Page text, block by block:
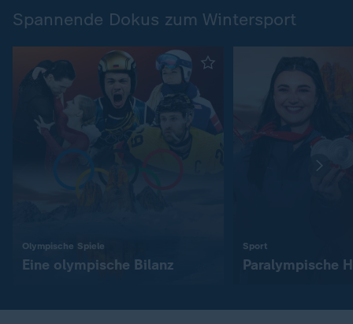
Spannende Dokus zum Wintersport
Olympische Spiele
Eine olympische Bilanz
Sport
Paralympische